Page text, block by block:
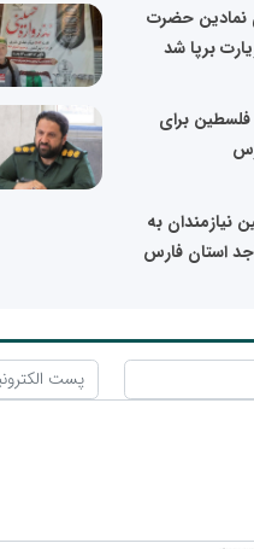
نمادین حضرت
برپا شد
برای
نیازمندان به
استان فارس